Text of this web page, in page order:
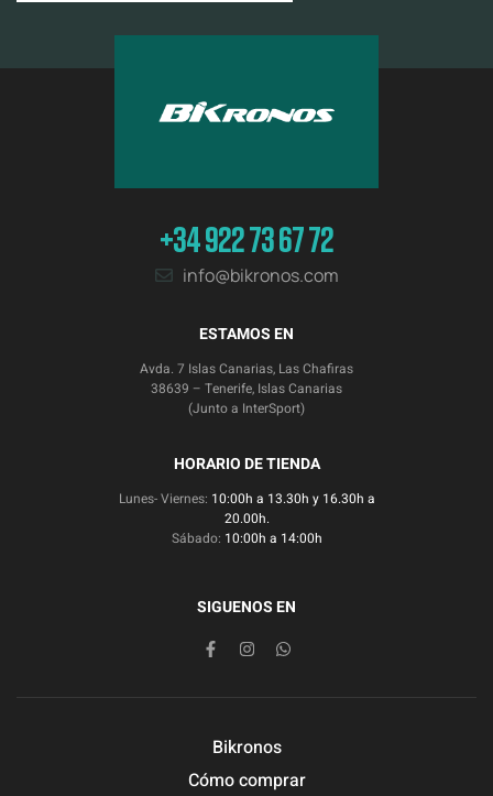
+34 922 73 67 72
info@bikronos.com
ESTAMOS EN
Avda. 7 Islas Canarias, Las Chafiras
38639 – Tenerife, Islas Canarias
(Junto a InterSport)
HORARIO DE TIENDA
Lunes- Viernes: 10:00h a 13.30h y 16.30h a
20.00h.
Sábado: 10:00h a 14:00h
SIGUENOS EN
Bikronos
Cómo comprar